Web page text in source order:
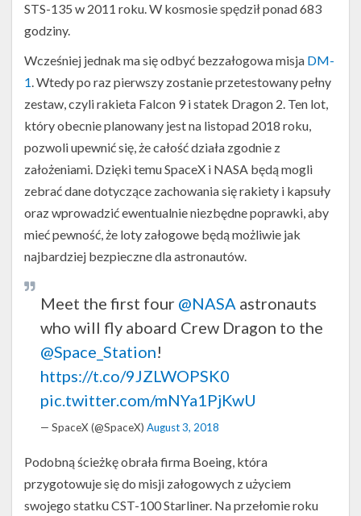
STS-135 w 2011 roku. W kosmosie spędził ponad 683
godziny.
Wcześniej jednak ma się odbyć bezzałogowa misja DM-
1. Wtedy po raz pierwszy zostanie przetestowany pełny
zestaw, czyli rakieta Falcon 9 i statek Dragon 2. Ten lot,
który obecnie planowany jest na listopad 2018 roku,
pozwoli upewnić się, że całość działa zgodnie z
założeniami. Dzięki temu SpaceX i NASA będą mogli
zebrać dane dotyczące zachowania się rakiety i kapsuły
oraz wprowadzić ewentualnie niezbędne poprawki, aby
mieć pewność, że loty załogowe będą możliwie jak
najbardziej bezpieczne dla astronautów.
Meet the first four @NASA astronauts
who will fly aboard Crew Dragon to the
@Space_Station!
https://t.co/9JZLWOPSK0
pic.twitter.com/mNYa1PjKwU
— SpaceX (@SpaceX) August 3, 2018
Podobną ścieżkę obrała firma Boeing, która
przygotowuje się do misji załogowych z użyciem
swojego statku CST-100 Starliner. Na przełomie roku